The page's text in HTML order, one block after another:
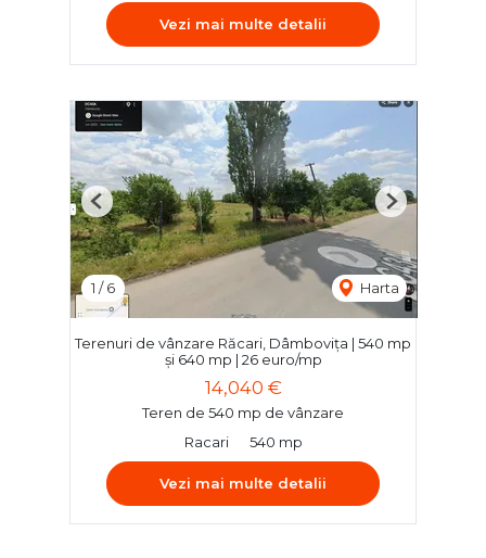
Vezi mai multe detalii
1 /6 Harta
Previous Next
Terenuri de vânzare Răcari, Dâmbovița | 540 mp
și 640 mp | 26 euro/mp
14,040 €
Teren de 540 mp de vânzare
Racari
540 mp
Vezi mai multe detalii